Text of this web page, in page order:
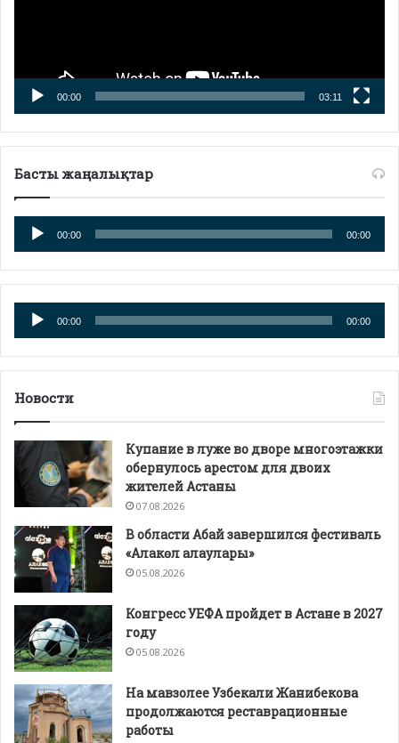
00:00 03:11
Басты жаңалықтар
Аудиоплеер
00:00 00:00
Аудиоплеер
00:00 00:00
Новости
Купание в луже во дворе многоэтажки
обернулось арестом для двоих
жителей Астаны
07.08.2026
В области Абай завершился фестиваль
«Алакөл алаулары»
05.08.2026
Конгресс УЕФА пройдет в Астане в 2027
году
05.08.2026
На мавзолее Узбекали Жанибекова
продолжаются реставрационные
работы